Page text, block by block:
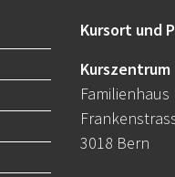
Kursort und
Kurszentrum
3018 Bern